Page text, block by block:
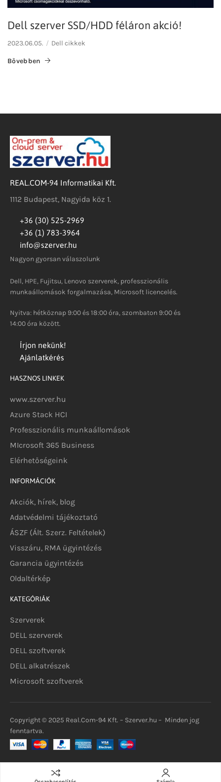
Dell szerver SSD/HDD féláron akció!
2023.06.05. Dell cikkek
Bővebben
REAL.COM-94 Informatikai Kft.
1112 Budapest, Nagyida köz 1.
+36 (30) 525-2969
+36 (1) 783-3964
info@szerver.hu
Nagyon gyorsan válaszolunk
Dell, HPE, Fujitsu, Lenovo szerverek, professzionális
munkaállomások forgalmazása, Microsoft licencelés.
Nyitva: hétköznap 9:00 és 18:00 óra, szombaton 9:00 és
14:00 óra között.
Írjon nekünk!
Ajánlatkérés
HASZNOS LINKEK
www.szerver.hu
Azure Stack HCI
Professzionális munkaállomások
MIcrosoft 365 Business
Elérhetőségeink
INFORMÁCIÓK
Akciók, hírek, blog
Adatvédelmi tájékoztató
ÁSZF (Ált. Szerz. Feltételek)
Visszáru, RMA ügyintézés
Garancia ügyintézés
Oldaltérkép
KATEGÓRIÁK
Szerverek
DELL szerverek
DELL szoftverek
DELL alkatrészek
Microsoft szoftverek
Copyright © 2025 Real.Com-94 Kft. – Szerver.hu – Minden jog
fenntartva.